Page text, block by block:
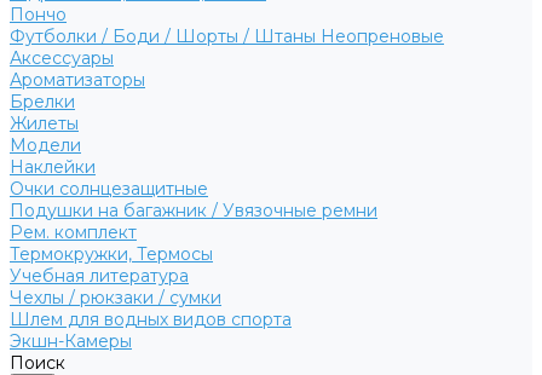
Пончо
Футболки / Боди / Шорты / Штаны Неопреновые
Аксессуары
Ароматизаторы
Брелки
Жилеты
Модели
Наклейки
Очки солнцезащитные
Подушки на багажник / Увязочные ремни
Рем. комплект
Термокружки, Термосы
Учебная литература
Чехлы / рюкзаки / сумки
Шлем для водных видов спорта
Экшн-Камеры
Поиск